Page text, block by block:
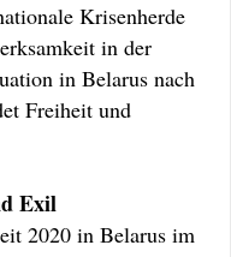
Krisenherde
in der
in Belarus nach
Freiheit und
Exil
2020 in Belarus im